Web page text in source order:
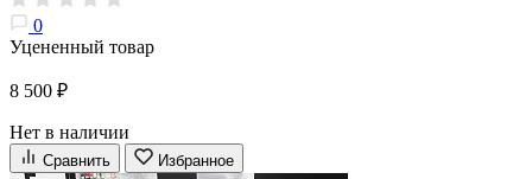
0
Уцененный товар
8 500 ₽
Нет в наличии
Сравнить Избранное